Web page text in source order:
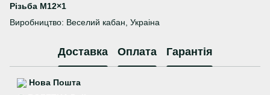
Різьба M12×1
Виробництво: Веселий кабан, Украіна
Доставка Оплата Гарантія
Нова Пошта